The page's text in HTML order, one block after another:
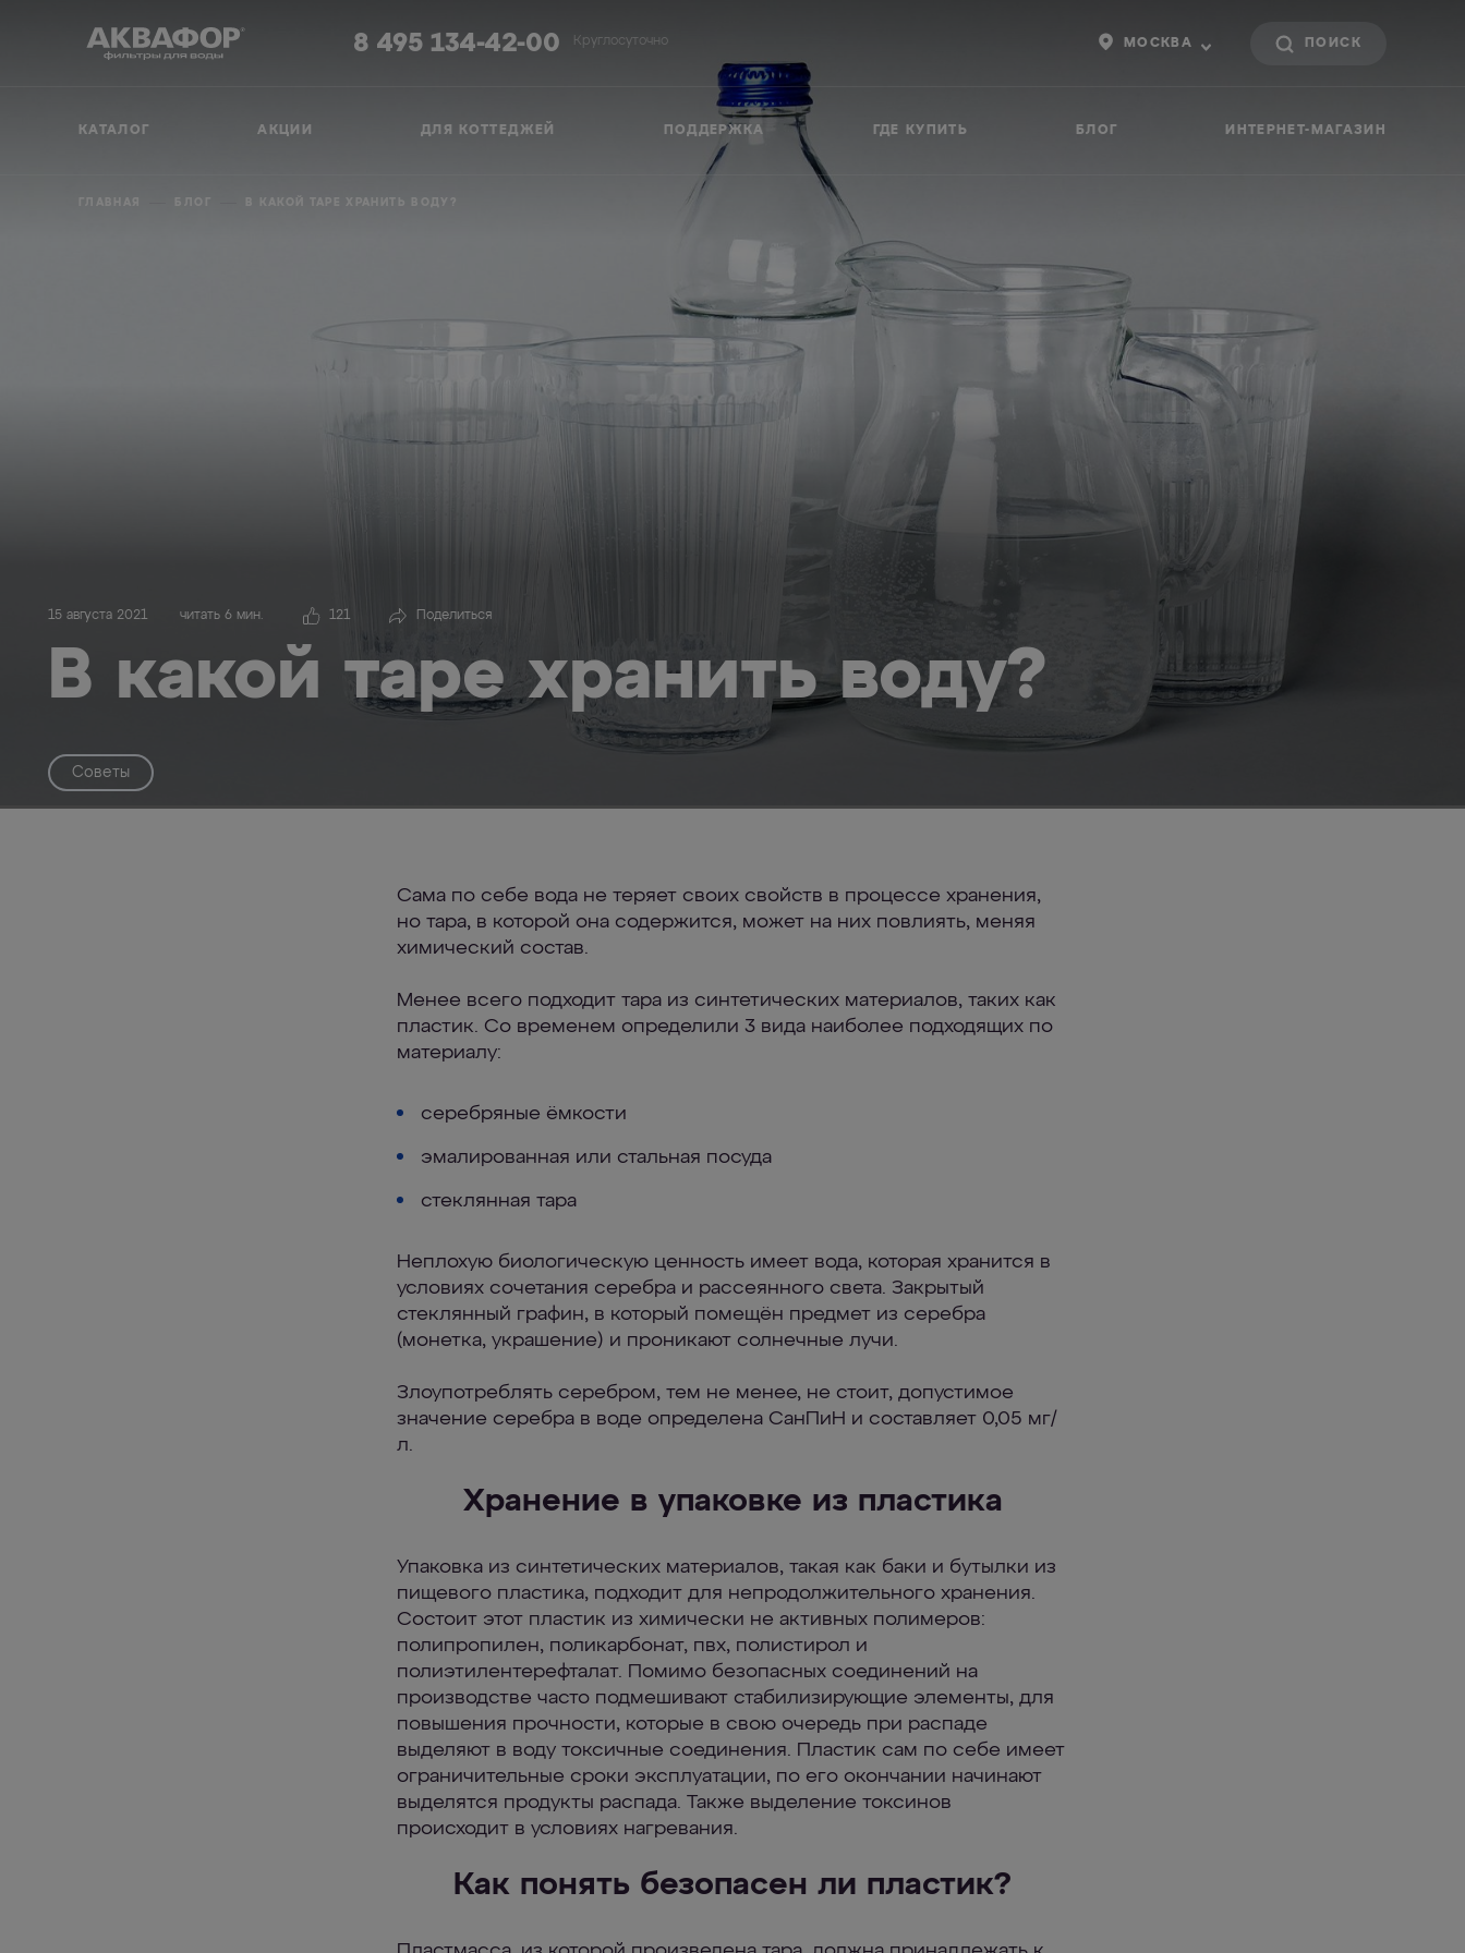
8 495 134-42-00 Круглосуточно МОСКВА
КАТАЛОГ АКЦИИ ДЛЯ КОТТЕДЖЕЙ ПОДДЕРЖКА ГДЕ КУПИТЬ БЛОГ ИНТЕРНЕТ-МАГАЗИН
ГЛАВНАЯ БЛОГ В КАКОЙ ТАРЕ ХРАНИТЬ ВОДУ?
15 августа 2021 читать 6 мин. 121 Поделиться
В какой таре хранить воду?
Советы
Сама по себе вода не теряет своих свойств в процессе хранения,
но тара, в которой она содержится, может на них повлиять, меняя
химический состав.
Менее всего подходит тара из синтетических материалов, таких как
пластик. Со временем определили 3 вида наиболее подходящих по
материалу:
серебряные ёмкости
эмалированная или стальная посуда
стеклянная тара
Неплохую биологическую ценность имеет вода, которая хранится в
условиях сочетания серебра и рассеянного света. Закрытый
стеклянный графин, в который помещён предмет из серебра
(монетка, украшение) и проникают солнечные лучи.
Злоупотреблять серебром, тем не менее, не стоит, допустимое
значение серебра в воде определена СанПиН и составляет 0,05 мг/
л.
Хранение в упаковке из пластика
Упаковка из синтетических материалов, такая как баки и бутылки из
пищевого пластика, подходит для непродолжительного хранения.
Состоит этот пластик из химически не активных полимеров:
полипропилен, поликарбонат, пвх, полистирол и
полиэтилентерефталат. Помимо безопасных соединений на
производстве часто подмешивают стабилизирующие элементы, для
повышения прочности, которые в свою очередь при распаде
выделяют в воду токсичные соединения. Пластик сам по себе имеет
ограничительные сроки эксплуатации, по его окончании начинают
выделятся продукты распада. Также выделение токсинов
происходит в условиях нагревания.
Как понять безопасен ли пластик?